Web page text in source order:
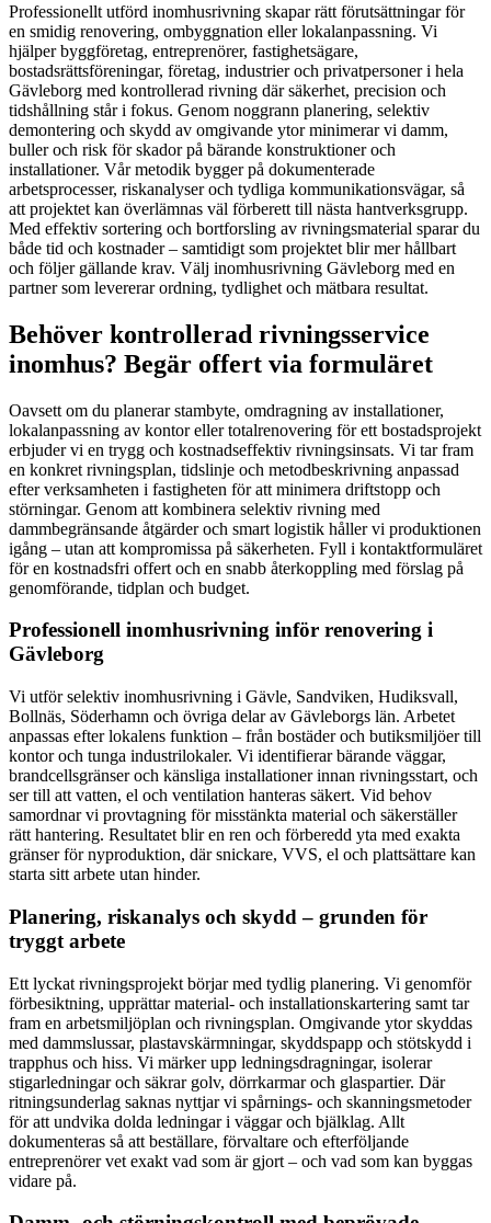
Professionellt utförd inomhusrivning skapar rätt förutsättningar för
en smidig renovering, ombyggnation eller lokalanpassning. Vi
hjälper byggföretag, entreprenörer, fastighetsägare,
bostadsrättsföreningar, företag, industrier och privatpersoner i hela
Gävleborg med kontrollerad rivning där säkerhet, precision och
tidshållning står i fokus. Genom noggrann planering, selektiv
demontering och skydd av omgivande ytor minimerar vi damm,
buller och risk för skador på bärande konstruktioner och
installationer. Vår metodik bygger på dokumenterade
arbetsprocesser, riskanalyser och tydliga kommunikationsvägar, så
att projektet kan överlämnas väl förberett till nästa hantverksgrupp.
Med effektiv sortering och bortforsling av rivningsmaterial sparar du
både tid och kostnader – samtidigt som projektet blir mer hållbart
och följer gällande krav. Välj inomhusrivning Gävleborg med en
partner som levererar ordning, tydlighet och mätbara resultat.
Behöver kontrollerad rivningsservice
inomhus? Begär offert via formuläret
Oavsett om du planerar stambyte, omdragning av installationer,
lokalanpassning av kontor eller totalrenovering för ett bostadsprojekt
erbjuder vi en trygg och kostnadseffektiv rivningsinsats. Vi tar fram
en konkret rivningsplan, tidslinje och metodbeskrivning anpassad
efter verksamheten i fastigheten för att minimera driftstopp och
störningar. Genom att kombinera selektiv rivning med
dammbegränsande åtgärder och smart logistik håller vi produktionen
igång – utan att kompromissa på säkerheten. Fyll i kontaktformuläret
för en kostnadsfri offert och en snabb återkoppling med förslag på
genomförande, tidplan och budget.
Professionell inomhusrivning inför renovering i
Gävleborg
Vi utför selektiv inomhusrivning i Gävle, Sandviken, Hudiksvall,
Bollnäs, Söderhamn och övriga delar av Gävleborgs län. Arbetet
anpassas efter lokalens funktion – från bostäder och butiksmiljöer till
kontor och tunga industrilokaler. Vi identifierar bärande väggar,
brandcellsgränser och känsliga installationer innan rivningsstart, och
ser till att vatten, el och ventilation hanteras säkert. Vid behov
samordnar vi provtagning för misstänkta material och säkerställer
rätt hantering. Resultatet blir en ren och förberedd yta med exakta
gränser för nyproduktion, där snickare, VVS, el och plattsättare kan
starta sitt arbete utan hinder.
Planering, riskanalys och skydd – grunden för
tryggt arbete
Ett lyckat rivningsprojekt börjar med tydlig planering. Vi genomför
förbesiktning, upprättar material- och installationskartering samt tar
fram en arbetsmiljöplan och rivningsplan. Omgivande ytor skyddas
med dammslussar, plastavskärmningar, skyddspapp och stötskydd i
trapphus och hiss. Vi märker upp ledningsdragningar, isolerar
stigarledningar och säkrar golv, dörrkarmar och glaspartier. Där
ritningsunderlag saknas nyttjar vi spårnings- och skanningsmetoder
för att undvika dolda ledningar i väggar och bjälklag. Allt
dokumenteras så att beställare, förvaltare och efterföljande
entreprenörer vet exakt vad som är gjort – och vad som kan byggas
vidare på.